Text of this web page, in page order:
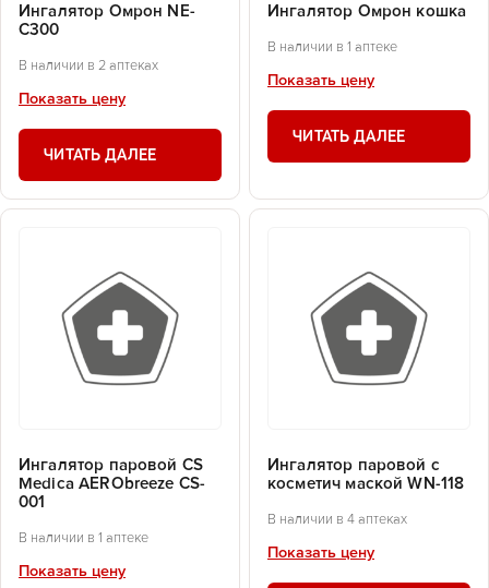
Ингалятор Омрон NE-
C300
В наличии в 2 аптеках
Показать цену
ЧИТАТЬ ДАЛЕЕ
Ингалятор Омрон кошка
В наличии в 1 аптеке
Показать цену
ЧИТАТЬ ДАЛЕЕ
Ингалятор паровой CS
Medica AERObreeze CS-
001
В наличии в 1 аптеке
Показать цену
Ингалятор паровой с
косметич маской WN-118
В наличии в 4 аптеках
Показать цену